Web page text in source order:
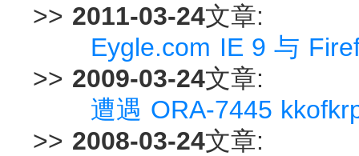
>> 2011-03-24文章:
Eygle.com IE 9 与
>> 2009-03-24文章:
遭遇 ORA-7445
>> 2008-03-24文章: